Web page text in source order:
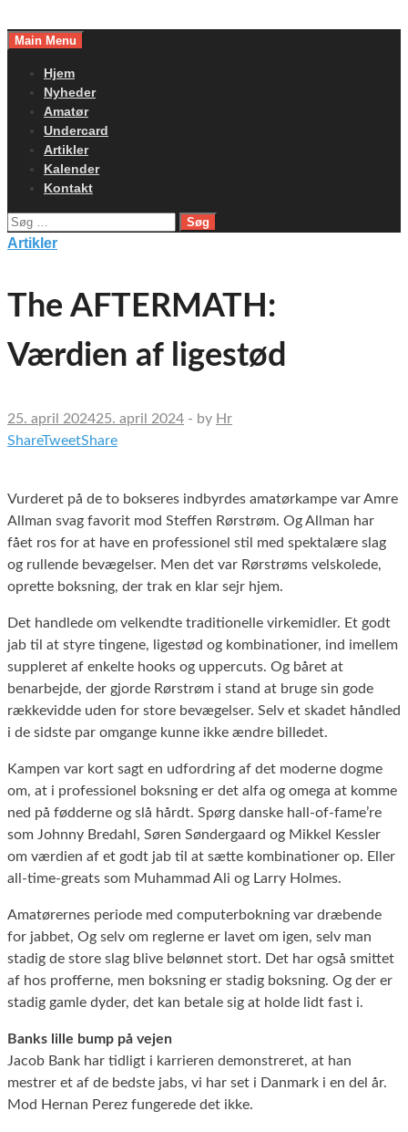
toMain Menu
Hjem
Nyheder
Amatør
Undercard
Artikler
Kalender
Kontakt
Søg
efter:
Artikler
The AFTERMATH:
Værdien af ligestød
25. april 202425. april 2024 - by Hr
ShareTweetShare
Vurderet på de to bokseres indbyrdes amatørkampe var Amre
Allman svag favorit mod Steffen Rørstrøm. Og Allman har
fået ros for at have en professionel stil med spektalære slag
og rullende bevægelser. Men det var Rørstrøms velskolede,
oprette boksning, der trak en klar sejr hjem.
Det handlede om velkendte traditionelle virkemidler. Et godt
jab til at styre tingene, ligestød og kombinationer, ind imellem
suppleret af enkelte hooks og uppercuts. Og båret at
benarbejde, der gjorde Rørstrøm i stand at bruge sin gode
rækkevidde uden for store bevægelser. Selv et skadet håndled
i de sidste par omgange kunne ikke ændre billedet.
Kampen var kort sagt en udfordring af det moderne dogme
om, at i professionel boksning er det alfa og omega at komme
ned på fødderne og slå hårdt. Spørg danske hall-of-fame’re
som Johnny Bredahl, Søren Søndergaard og Mikkel Kessler
om værdien af et godt jab til at sætte kombinationer op. Eller
all-time-greats som Muhammad Ali og Larry Holmes.
Amatørernes periode med computerbokning var dræbende
for jabbet, Og selv om reglerne er lavet om igen, selv man
stadig de store slag blive belønnet stort. Det har også smittet
af hos profferne, men boksning er stadig boksning. Og der er
stadig gamle dyder, det kan betale sig at holde lidt fast i.
Banks lille bump på vejen
Jacob Bank har tidligt i karrieren demonstreret, at han
mestrer et af de bedste jabs, vi har set i Danmark i en del år.
Mod Hernan Perez fungerede det ikke.